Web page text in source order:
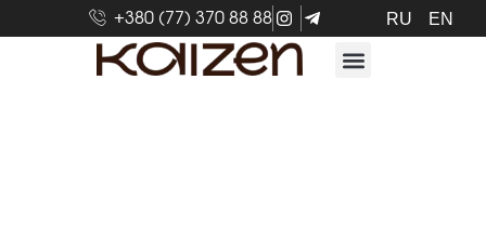
+380 (77) 370 88 88 RU EN